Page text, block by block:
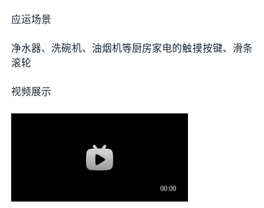
应运场景
净水器、洗碗机、油烟机等厨房家电的触摸按键、滑条
滚轮
视频展示